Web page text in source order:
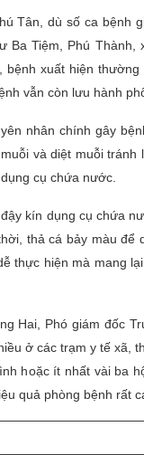
Tân, dù số ca bệnh
Ba Tiệm, Phú
bệnh xuất hiện
vẫn còn lưu hành
nhân chính gây
và diệt muỗi
cụ chứa nước.
kín dụng cụ chứa
thả cá bảy màu để
thực hiện mà mang
Hai, Phó giám đốc
ở các trạm y tế xã,
hoặc ít nhất vài ba
quả phòng bệnh rất